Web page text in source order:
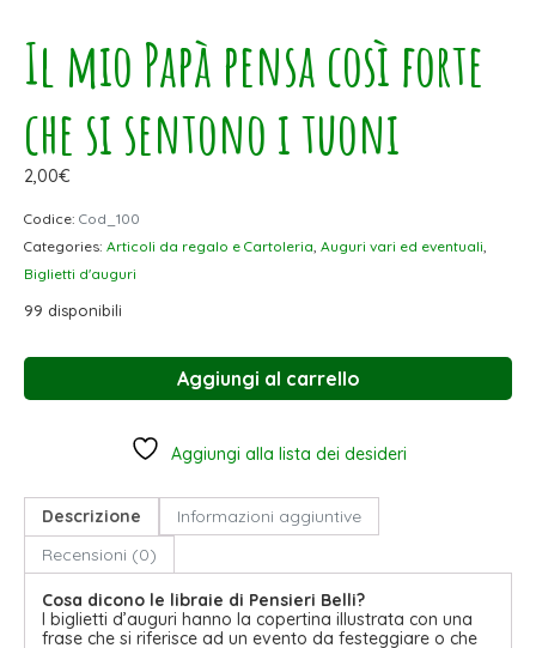
Il mio Papà pensa così forte
che si sentono i tuoni
2,00€
Codice: Cod_100
Categories: Articoli da regalo e Cartoleria, Auguri vari ed eventuali,
Biglietti d'auguri
99 disponibili
Aggiungi al carrello
Aggiungi alla lista dei desideri
Descrizione
Informazioni aggiuntive
Recensioni (0)
Cosa dicono le libraie di Pensieri Belli?
I biglietti d’auguri hanno la copertina illustrata con una
frase che si riferisce ad un evento da festeggiare o che